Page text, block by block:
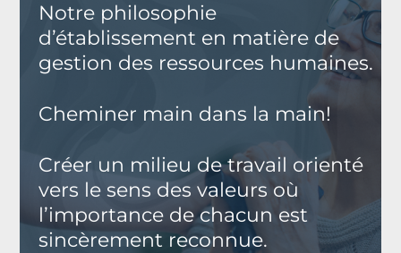
Notre philosophie
d’établissement en matière de
gestion des ressources humaines.
Cheminer main dans la main!
Créer un milieu de travail orienté
vers le sens des valeurs où
l’importance de chacun est
sincèrement reconnue.